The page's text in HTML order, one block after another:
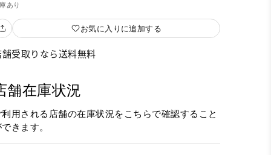
あり
お気に入りに追加する
舗受取りなら送料無料
舗在庫状況
利用される店舗の在庫状況をこちらで確認すること
きます。